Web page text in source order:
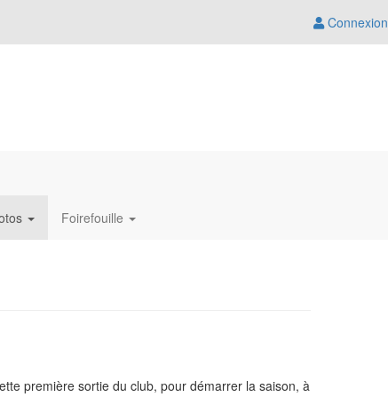
Connexion
Foirefouille
première sortie du club, pour démarrer la saison, à